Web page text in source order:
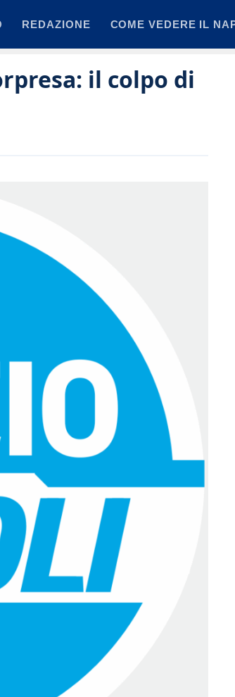
REDAZIONE COME VEDERE IL
il colpo di